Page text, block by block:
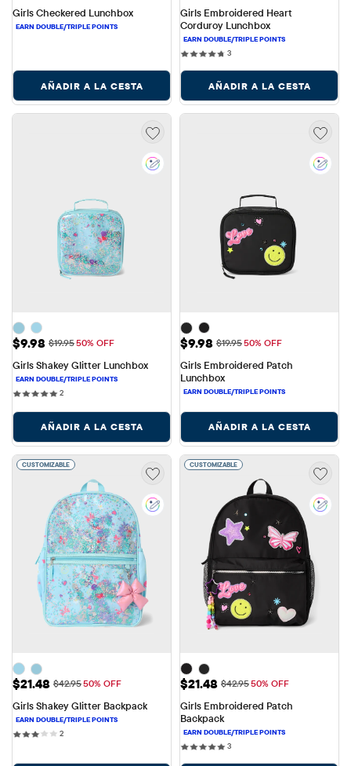
Girls Checkered Lunchbox
AÑADIR A LA CESTA
Girls Embroidered Heart
Corduroy Lunchbox
33 reviews
AÑADIR A LA CESTA
Precio de venta: $9.98
$9.98 Precio original: $19.95
$19.9550% OFF
Girls Shakey Glitter Lunchbox
22 reviews
AÑADIR A LA CESTA
Precio de venta: $9.98
$9.98 Precio original: $19.95
$19.9550% OFF
Girls Embroidered Patch
Lunchbox
AÑADIR A LA CESTA
CUSTOMIZABLE
Precio de venta: $21.48
$21.48 Precio original: $42.95
$42.9550% OFF
Girls Shakey Glitter Backpack
22 reviews
CUSTOMIZABLE
Precio de venta: $21.48
$21.48 Precio original: $42.95
$42.9550% OFF
Girls Embroidered Patch
Backpack
33 reviews